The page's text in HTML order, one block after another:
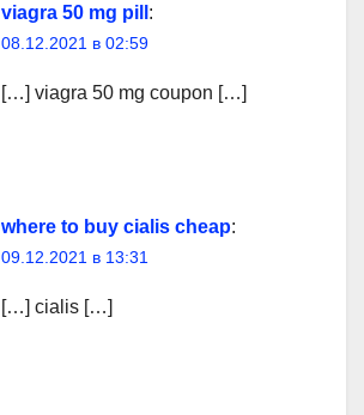
viagra 50 mg pill :
08.12.2021 в 02:59
[…] viagra 50 mg coupon […]
where to buy cialis cheap:
09.12.2021 в 13:31
[…] cialis […]